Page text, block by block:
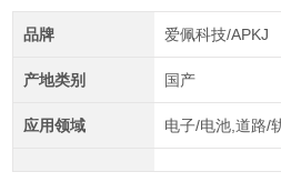
品牌 爱佩科技/APKJ
产地类别 国产
应用领域 电子/电池,道路/